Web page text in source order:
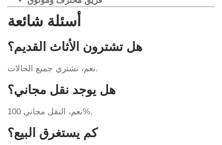
هل تشترون الأثاث القديم؟
نعم، نشتري جميع الحالات.
هل يوجد نقل مجاني؟
نعم، النقل مجاني 100%.
كم يستغرق البيع؟